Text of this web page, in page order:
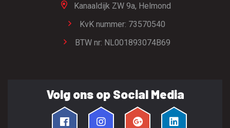
Kanaaldijk ZW 9a, Helmond
KvK nummer: 73570540
BTW nr: NL001893074B69
Volg ons op Social Media